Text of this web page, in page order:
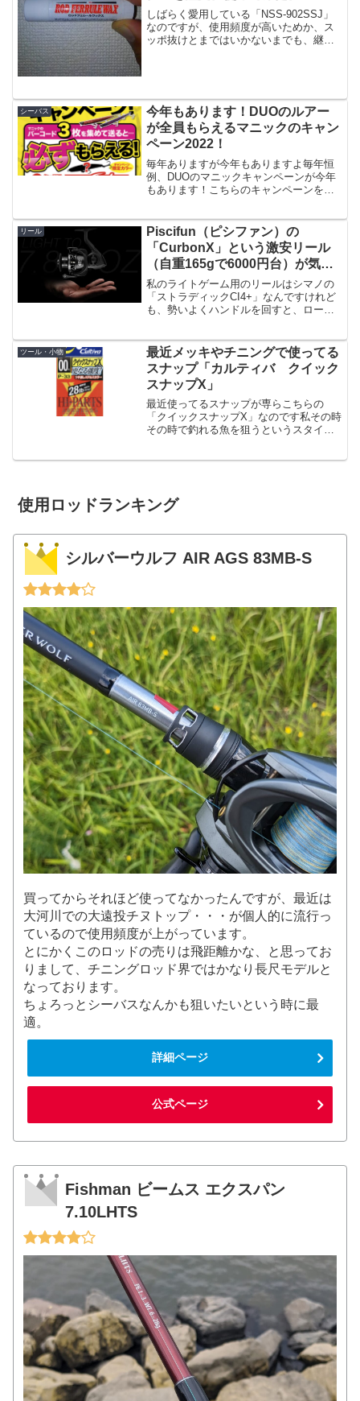
しばらく愛用している「NSS-902SSJ」
なのですが、使用頻度が高いためか、ス
ッポ抜けとまではいかないまでも、継ぎ
シーバス
今年もあります！DUOのルアー
が全員もらえるマニックのキャン
ペーン2022！
毎年ありますが今年もありますよ毎年恒
例、DUOのマニックキャンペーンが今年
もあります！こちらのキャンペーンを改
ると、必ずルアーがもらえる、というお
得なキャンペーンとなり...
リール
Piscifun（ピシファン）の
「CurbonX」という激安リール
（自重165gで6000円台）が気に
なる
私のライトゲーム用のリールはシマノの
「ストラディックCI4+」なんですけれど
も、勢いよくハンドルを回すと、ロータ
す。という事で今度はカッチリしたリー
ル、19ストラディック...
ツール・小物
最近メッキやチニングで使ってる
スナップ「カルティバ クイック
スナップX」
最近使ってるスナップが専らこちらの
「クイックスナップX」なのです私その時
その時で釣れる魚を狙うというスタイル
使用ロッドランキング
シルバーウルフ AIR AGS 83MB-S
買ってからそれほど使ってなかったんですが、最近は
大河川での大遠投チヌトップ・・・が個人的に流行っ
ているので使用頻度が上がっています。
とにかくこのロッドの売りは飛距離かな、と思ってお
りまして、チニングロッド界ではかなり長尺モデルと
なっております。
ちょろっとシーバスなんかも狙いたいという時に最
適。
詳細ページ
公式ページ
Fishman ビームス エクスパン
7.10LHTS